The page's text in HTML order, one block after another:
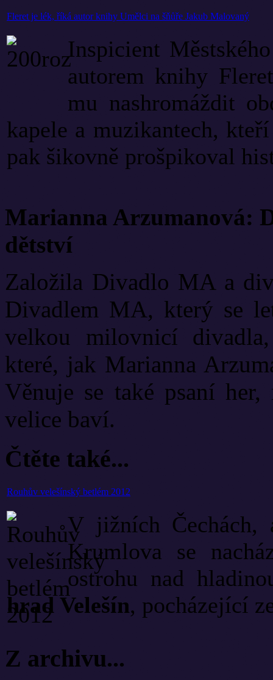
Fleret je lék, říká autor knihy Umělci na šňůře Jakub Malovaný
Inspicient
autorem knihy
mu nashromáždit
kapele a muzikantech,
pak šikovně prošpikoval
Marianna Arzumanová:
dětství
Založila Divadlo MA a
Divadlem MA, který se
velkou milovnicí
které, jak Marianna
Věnuje se také psaní
velice baví.
Čtěte také...
Rouhův velešínský betlém 2012
V jižních Čechách,
Krumlova se
ostrohu nad
hrad Velešín, pocházející
Z archivu...